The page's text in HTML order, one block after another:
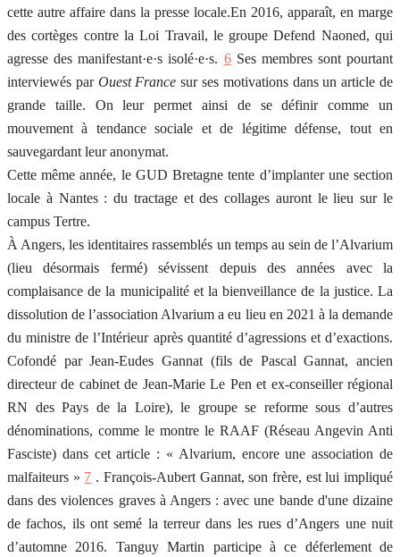
cette autre affaire dans la presse locale.En 2016, apparaît, en marge
des cortèges contre la Loi Travail, le groupe Defend Naoned, qui
agresse des manifestant·e·s isolé·e·s. 6Ses membres sont pourtant
interviewés par Ouest France sur ses motivations dans un article de
grande taille. On leur permet ainsi de se définir comme un
mouvement à tendance sociale et de légitime défense, tout en
sauvegardant leur anonymat.
Cette même année, le GUD Bretagne tente d’implanter une section
locale à Nantes : du tractage et des collages auront le lieu sur le
campus Tertre.
À Angers, les identitaires rassemblés un temps au sein de l’Alvarium
(lieu désormais fermé) sévissent depuis des années avec la
complaisance de la municipalité et la bienveillance de la justice. La
dissolution de l’association Alvarium a eu lieu en 2021 à la demande
du ministre de l’Intérieur après quantité d’agressions et d’exactions.
Cofondé par Jean-Eudes Gannat (fils de Pascal Gannat, ancien
directeur de cabinet de Jean-Marie Le Pen et ex-conseiller régional
RN des Pays de la Loire), le groupe se reforme sous d’autres
dénominations, comme le montre le RAAF (Réseau Angevin Anti
Fasciste) dans cet article : « Alvarium, encore une association de
malfaiteurs » 7 . François-Aubert Gannat, son frère, est lui impliqué
dans des violences graves à Angers : avec une bande d'une dizaine
de fachos, ils ont semé la terreur dans les rues d’Angers une nuit
d’automne 2016. Tanguy Martin participe à ce déferlement de